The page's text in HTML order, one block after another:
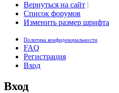
Вернуться на сайт |
Список форумов
Изменить размер шрифта
Политика конфиденциальности
FAQ
Регистрация
Вход
Вход